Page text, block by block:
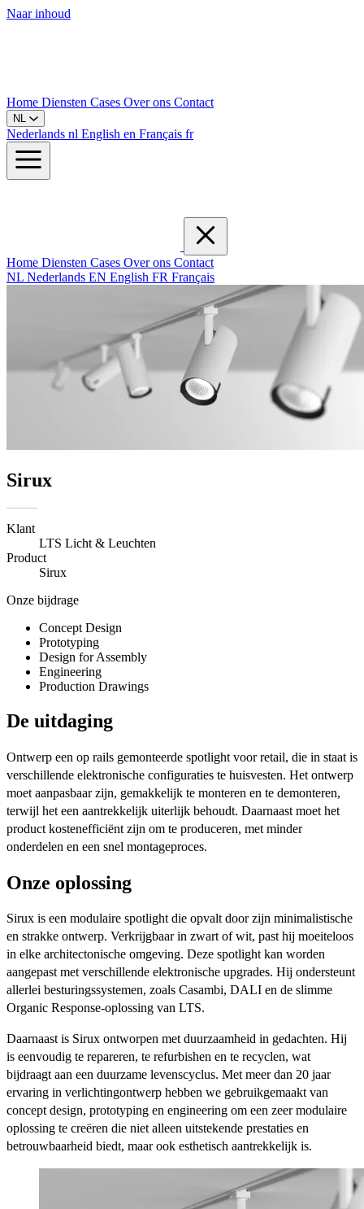
Naar inhoud
Home Diensten Cases Over ons Contact
NL
Nederlands nl English en Français fr
Home Diensten Cases Over ons Contact
NL Nederlands EN English FR Français
Sirux
Klant
LTS Licht & Leuchten
Product
Sirux
Onze bijdrage
Concept Design
Prototyping
Design for Assembly
Engineering
Production Drawings
De uitdaging
Ontwerp een op rails gemonteerde spotlight voor retail, die in staat is
verschillende elektronische configuraties te huisvesten. Het ontwerp
moet aanpasbaar zijn, gemakkelijk te monteren en te demonteren,
terwijl het een aantrekkelijk uiterlijk behoudt. Daarnaast moet het
product kostenefficiënt zijn om te produceren, met minder
onderdelen en een snel montageproces.
Onze oplossing
Sirux is een modulaire spotlight die opvalt door zijn minimalistische
en strakke ontwerp. Verkrijgbaar in zwart of wit, past hij moeiteloos
in elke architectonische omgeving. Deze spotlight kan worden
aangepast met verschillende elektronische upgrades. Hij ondersteunt
allerlei besturingssystemen, zoals Casambi, DALI en de slimme
Organic Response-oplossing van LTS.
Daarnaast is Sirux ontworpen met duurzaamheid in gedachten. Hij
is eenvoudig te repareren, te refurbishen en te recyclen, wat
bijdraagt aan een duurzame levenscyclus. Met meer dan 20 jaar
ervaring in verlichtingontwerp hebben we gebruikgemaakt van
concept design, prototyping en engineering om een zeer modulaire
oplossing te creëren die niet alleen uitstekende prestaties en
betrouwbaarheid biedt, maar ook esthetisch aantrekkelijk is.